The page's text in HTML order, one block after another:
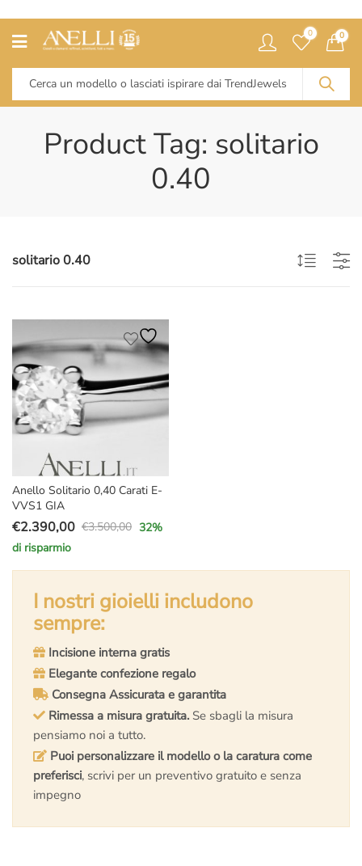
0 0
Product Tag: solitario
0.40
solitario 0.40
Anello Solitario 0,40 Carati E-
VVS1 GIA
€3.500,00
Il
prezzo
originale
€3.500,00.
€2.390,00
Il
prezzo
attuale
€2.390,00.
32%
di risparmio
I nostri gioielli includono
sempre:
Incisione interna gratis
Elegante confezione regalo
Consegna Assicurata e garantita
Rimessa a misura gratuita. Se sbagli la misura
pensiamo noi a tutto.
Puoi personalizzare il modello o la caratura come
preferisci, scrivi per un preventivo gratuito e senza
impegno